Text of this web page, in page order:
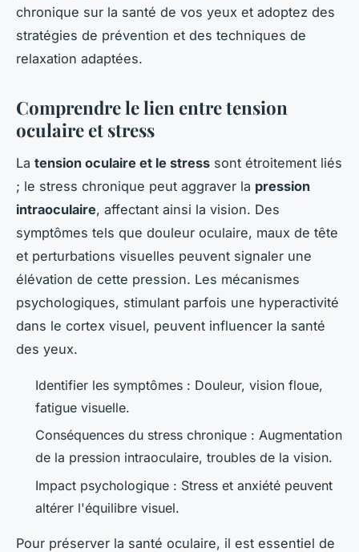
chronique sur la santé de vos yeux et adoptez des
stratégies de prévention et des techniques de
relaxation adaptées.
Comprendre le lien entre tension
oculaire et stress
La tension oculaire et le stress sont étroitement liés
; le stress chronique peut aggraver la pression
intraoculaire, affectant ainsi la vision. Des
symptômes tels que douleur oculaire, maux de tête
et perturbations visuelles peuvent signaler une
élévation de cette pression. Les mécanismes
psychologiques, stimulant parfois une hyperactivité
dans le cortex visuel, peuvent influencer la santé
des yeux.
Identifier les symptômes : Douleur, vision floue,
fatigue visuelle.
Conséquences du stress chronique : Augmentation
de la pression intraoculaire, troubles de la vision.
Impact psychologique : Stress et anxiété peuvent
altérer l'équilibre visuel.
Pour préserver la santé oculaire, il est essentiel de